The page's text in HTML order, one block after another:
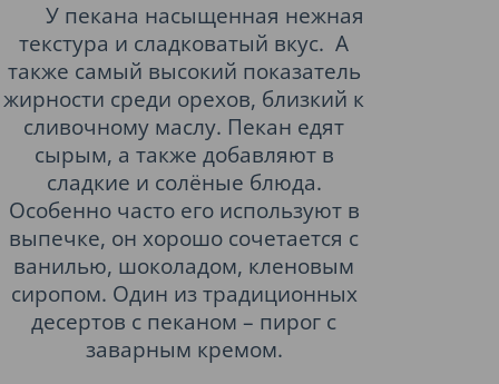
У пекана насыщенная нежная
текстура и сладковатый вкус. А
также самый высокий показатель
жирности среди орехов, близкий к
сливочному маслу. Пекан едят
сырым, а также добавляют в
сладкие и солёные блюда.
Особенно часто его используют в
выпечке, он хорошо сочетается с
ванилью, шоколадом, кленовым
сиропом. Один из традиционных
десертов с пеканом – пирог с
заварным кремом.